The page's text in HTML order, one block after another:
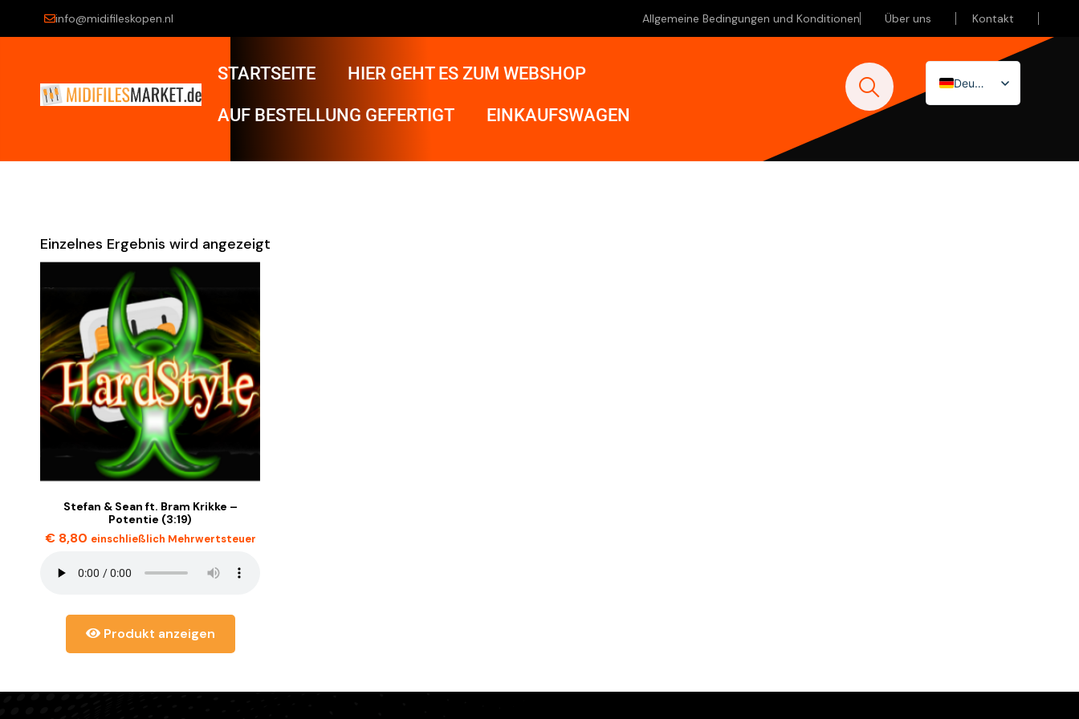
info@midifileskopen.nl Allgemeine Bedingungen und Konditionen Über uns Kontakt
STARTSEITE HIER GEHT ES ZUM WEBSHOP
AUF BESTELLUNG GEFERTIGT EINKAUFSWAGEN
Deutsch
Nederlands
Einzelnes Ergebnis wird angezeigt
Stefan & Sean ft. Bram Krikke –
Potentie (3:19)
€8,80 einschließlich Mehrwertsteuer
Produkt anzeigen